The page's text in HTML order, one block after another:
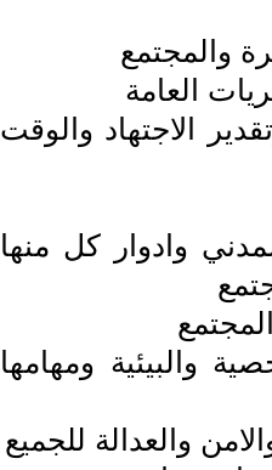
والمجتمع
العامة
الاجتهاد والوقت
وادوار كل منها
والبيئية ومهامها
والعدالة للجميع